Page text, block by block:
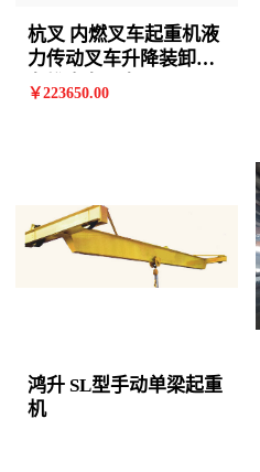
杭叉 内燃叉车起重机液
力传动叉车升降装卸铲
车堆高车叉车
￥223650.00
鸿升 SL型手动单梁起重
机